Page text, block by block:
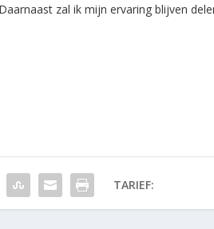
zal ik mijn ervaring blijven
TARIEF: